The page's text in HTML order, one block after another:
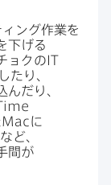
ング作業を​
下げる​
ョクの IT
たり、​
んだり、​
Macに​
ど、​
間が​